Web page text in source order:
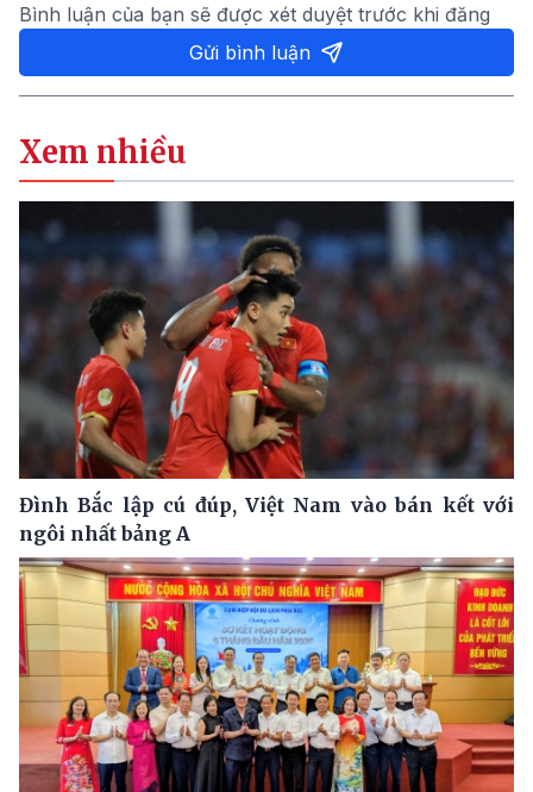
Bình luận của bạn sẽ được xét duyệt trước khi đăng
Gửi bình luận
Xem nhiều
Đình Bắc lập cú đúp, Việt Nam vào bán kết với
ngôi nhất bảng A